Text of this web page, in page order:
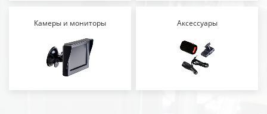
Камеры и мониторы Аксессуары